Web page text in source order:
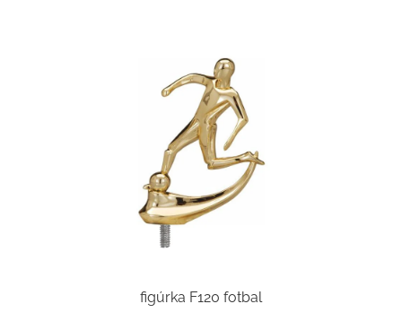
figúrka F120 fotbal